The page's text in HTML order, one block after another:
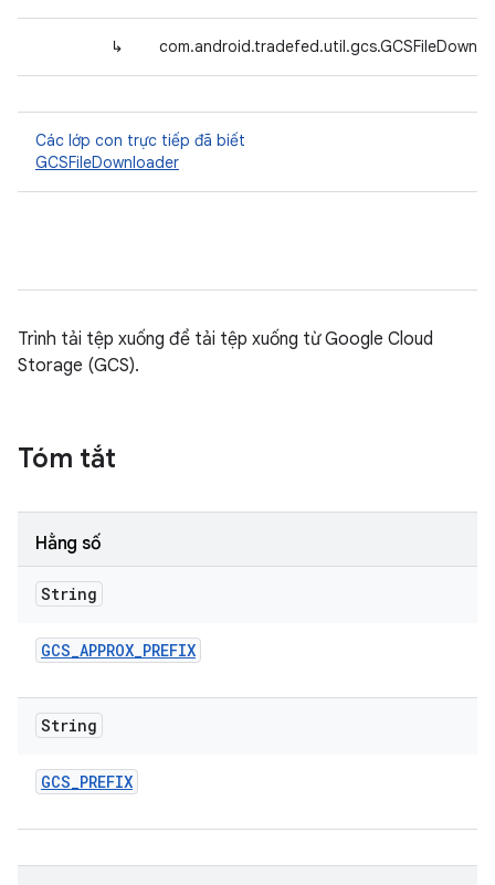
↳
Các lớp con trực tiếp đã biết
GCSFileDownloader
Trình tải tệp xuống để tải tệp xuống từ Google Cloud
Storage (GCS).
Tóm tắt
Hằng số
String
GCS_APPROX_PREFIX
String
GCS_PREFIX